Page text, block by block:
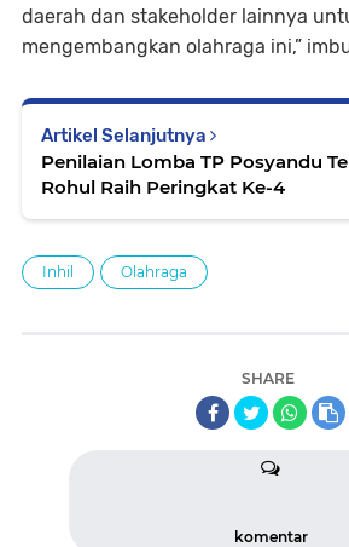
daerah dan stakeholder lainnya
mengembangkan olahraga ini,”
Artikel Selanjutnya
Penilaian Lomba TP Posyandu
Rohul Raih Peringkat Ke-4
Inhil Olahraga
SHARE
komentar